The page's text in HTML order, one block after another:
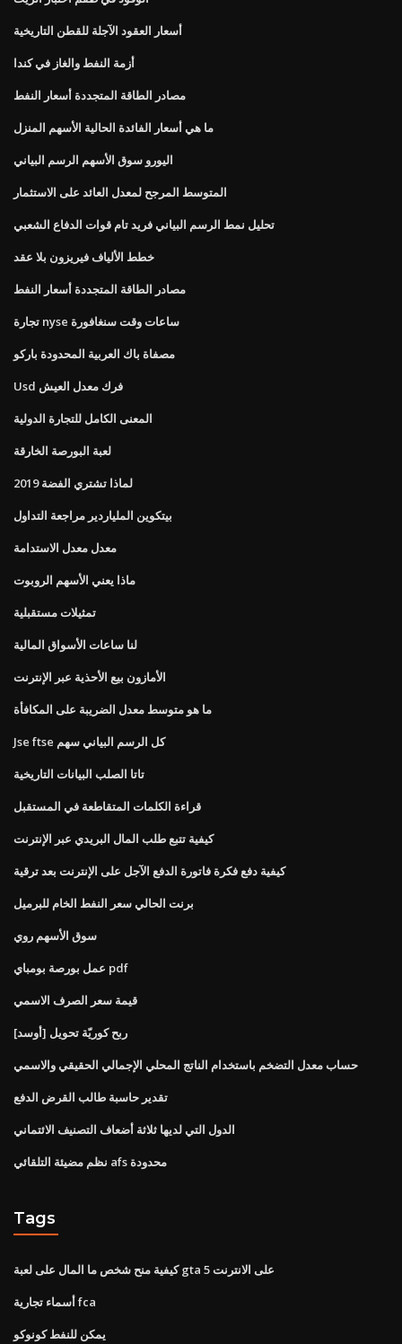
أسعار العقود الآجلة للقطن التاريخية
أزمة النفط والغاز في كندا
مصادر الطاقة المتجددة أسعار النفط
ما هي أسعار الفائدة الحالية الأسهم المنزل
اليورو سوق الأسهم الرسم البياني
المتوسط ​​المرجح لمعدل العائد على الاستثمار
تحليل نمط الرسم البياني فريد تام قوات الدفاع الشعبي
خطط الألياف فيريزون بلا عقد
مصادر الطاقة المتجددة أسعار النفط
تجارة nyse ساعات وقت سنغافورة
مصفاة باك العربية المحدودة باركو
Usd فرك معدل العيش
المعنى الكامل للتجارة الدولية
لعبة البورصة الخارقة
لماذا تشتري الفضة 2019
بيتكوين الملياردير مراجعة التداول
معدل معدل الاستدامة
ماذا يعني الأسهم الروبوت
تمثيلات مستقبلية
لنا ساعات الأسواق المالية
الأمازون بيع الأحذية عبر الإنترنت
ما هو متوسط ​​معدل الضريبة على المكافأة
Jse ftse كل الرسم البياني سهم
تاتا الصلب البيانات التاريخية
قراءة الكلمات المتقاطعة في المستقبل
كيفية تتبع طلب المال البريدي عبر الإنترنت
كيفية دفع فكرة فاتورة الدفع الآجل على الإنترنت بعد ترقية
برنت الحالي سعر النفط الخام للبرميل
سوق الأسهم روي
عمل بورصة بومباي pdf
قيمة سعر الصرف الاسمي
[أوسد] ربح كوريّة تحويل
حساب معدل التضخم باستخدام الناتج المحلي الإجمالي الحقيقي والاسمي
تقدير حاسبة طالب القرض الدفع
الدول التي لديها ثلاثة أضعاف التصنيف الائتماني
نظم مضيئة التلقائي afs محدودة
Tags
كيفية منح شخص ما المال على لعبة gta 5 على الانترنت
أسماء تجارية fca
يمكن للنفط كونوكو